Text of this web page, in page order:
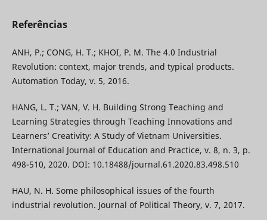
Referências
ANH, P.; CONG, H. T.; KHOI, P. M. The 4.0 Industrial
Revolution: context, major trends, and typical products.
Automation Today, v. 5, 2016.
HANG, L. T.; VAN, V. H. Building Strong Teaching and
Learning Strategies through Teaching Innovations and
Learners’ Creativity: A Study of Vietnam Universities.
International Journal of Education and Practice, v. 8, n. 3, p.
498-510, 2020. DOI: 10.18488/journal.61.2020.83.498.510
HAU, N. H. Some philosophical issues of the fourth
industrial revolution. Journal of Political Theory, v. 7, 2017.